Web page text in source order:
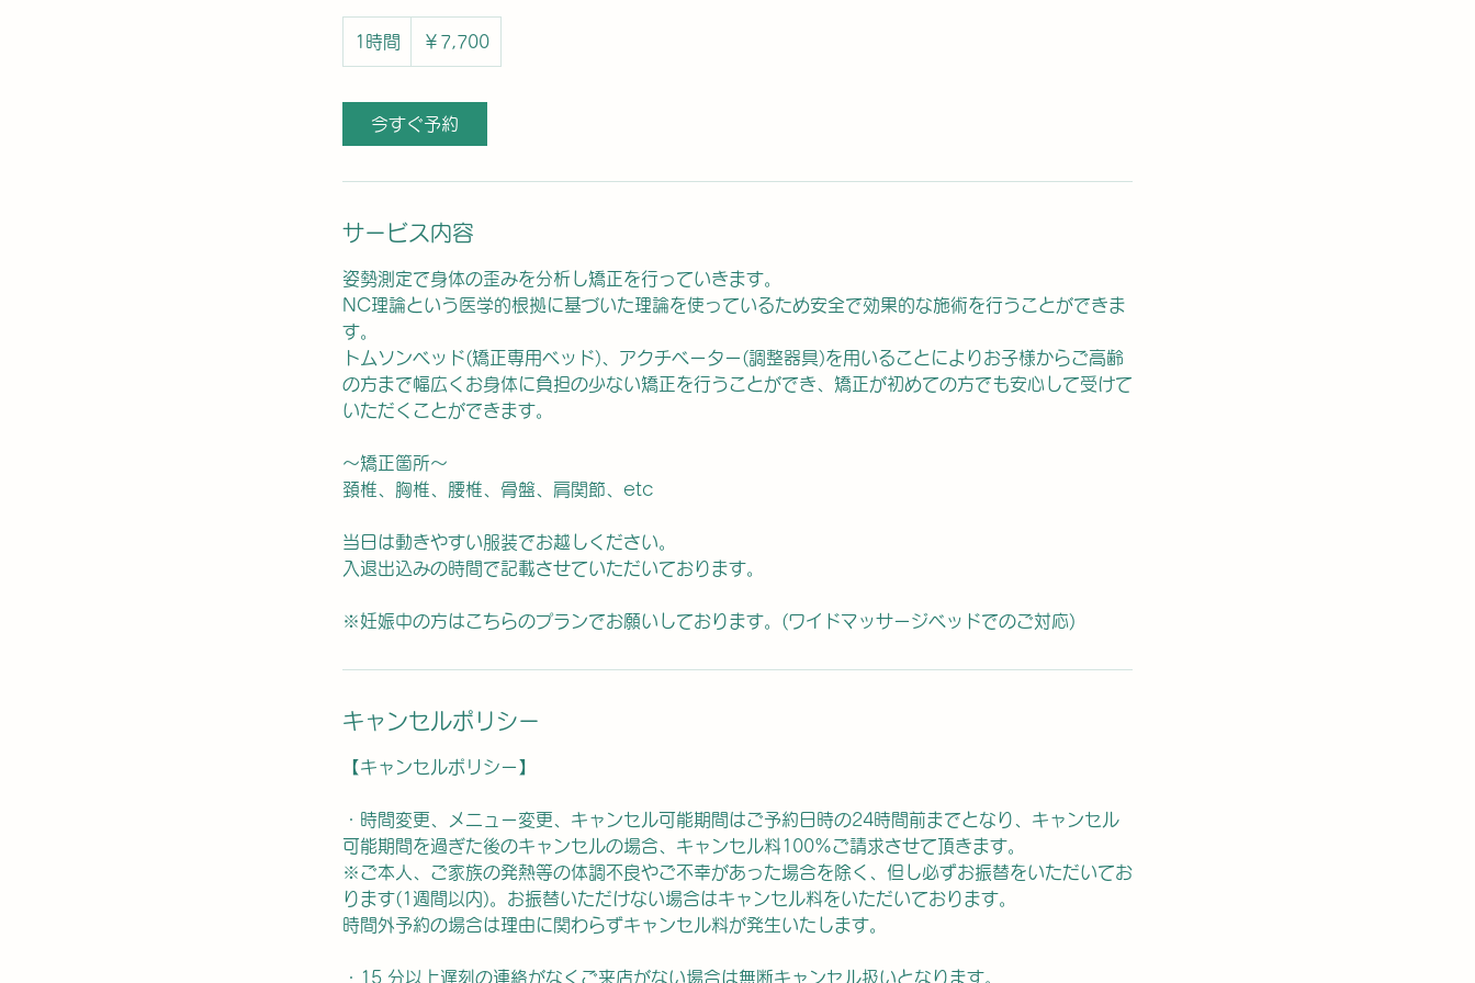
1時間
時
￥7,700
今すぐ予約
サービス内容
姿勢測定で身体の歪みを分析し矯正を行っていきます。
NC理論という医学的根拠に基づいた理論を使っているため安全で効果的な施術を行うことができま
す。
トムソンベッド(矯正専用ベッド)、アクチベーター(調整器具)を用いることによりお子様からご高齢
の方まで幅広くお身体に負担の少ない矯正を行うことができ、​矯正が初めての方でも安心して受けて
いただくことができます。
～矯正箇所～
頚椎、胸椎、腰椎、骨盤、肩関節、etc
​当日は動きやすい服装でお越しください。
入退出込みの時間で記載させていただいております。
※妊娠中の方はこちらのプランでお願いしております。(ワイドマッサージベッドでのご対応)
キャンセルポリシー
【キャンセルポリシー】
・時間変更、メニュー変更、キャンセル可能期間はご予約日時の24時間前までとなり、キャンセル
可能期間を過ぎた後のキャンセルの場合、キャンセル料100%ご請求させて頂きます。
※ご本人、ご家族の発熱等の体調不良やご不幸があった場合を除く、但し必ずお振替をいただいてお
ります(1週間以内)。お振替いただけない場合はキャンセル料をいただいております。
時間外予約の場合は理由に関わらずキャンセル料が発生いたします。
・15 分以上遅刻の連絡がなくご来店がない場合は無断キャンセル扱いとなります。